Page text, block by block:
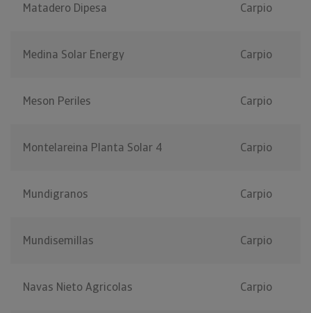
Matadero Dipesa Carpio
Medina Solar Energy Carpio
Meson Periles Carpio
Montelareina Planta Solar 4 Carpio
Mundigranos Carpio
Mundisemillas Carpio
Navas Nieto Agricolas Carpio